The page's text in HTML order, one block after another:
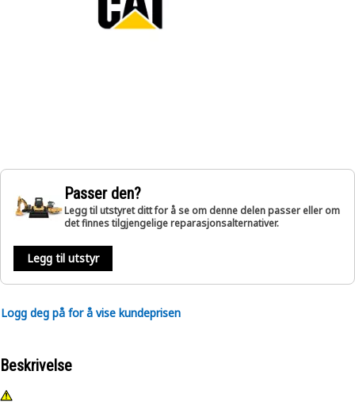
Passer den?
Legg til utstyret ditt for å se om denne delen passer eller om
det finnes tilgjengelige reparasjonsalternativer.
Legg til utstyr
Logg deg på for å vise kundeprisen
Beskrivelse